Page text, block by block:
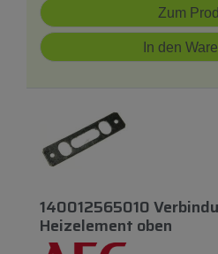
Zum
In den
140012565010
Heizelement oben